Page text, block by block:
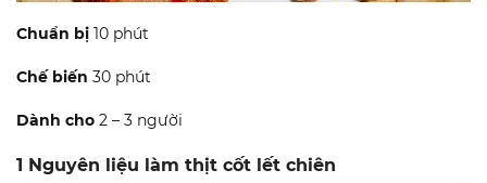
Chuẩn bị 10 phút
Chế biến 30 phút
Dành cho 2 – 3 người
1 Nguyên liệu làm thịt cốt lết chiên